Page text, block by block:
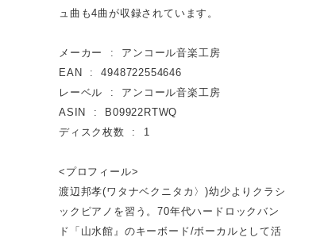
ュ曲も4曲が収録されています。
メーカー ‏ : ‎ アンコール音楽工房
EAN ‏ : ‎ 4948722554646
レーベル ‏ : ‎ アンコール音楽工房
ASIN ‏ : ‎ B09922RTWQ
ディスク枚数 ‏ : ‎ 1
<プロフィール>
渡辺邦孝(ワタナベクニタカ〉)幼少よりクラシ
ックピアノを習う。70年代ハードロックバン
ド「山水館』のキーボード/ボーカルとして活